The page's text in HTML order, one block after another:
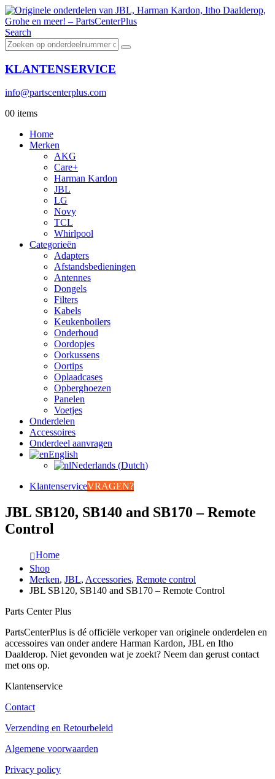
Search
KLANTENSERVICE
info@partscenterplus.com
00 items
Home
Merken
AKG
Care+
Harman Kardon
JBL
LG
Novy
TCL
Whirlpool
Categorieën
Adapters
Afstandsbedieningen
Antennes
Dongels
Filters
Kabels
Keukenboilers
Onderhoud
Oordopjes
Oorkussens
Oortips
Oplaadcases
Opberghoezen
Panelen
Voetjes
Onderdelen
Accessoires
Onderdeel aanvragen
English
Nederlands (Dutch)
KlantenserviceVRAGEN?
JBL SB120, SB140 and SB170 – Remote
Control
Home
Shop
Merken, JBL, Accessories, Remote control
JBL SB120, SB140 and SB170 – Remote Control
Parts Center Plus
PartsCenterPlus is dé officiële verkoper van originele onderdelen en
accessoires van onder andere Harman Kardon, JBL en Itho
Daalderop. Niet gevonden wat je zoekt? Neem dan gerust contact
met ons op.
Klantenservice
Contact
Verzending en Retourbeleid
Algemene voorwaarden
Privacy policy